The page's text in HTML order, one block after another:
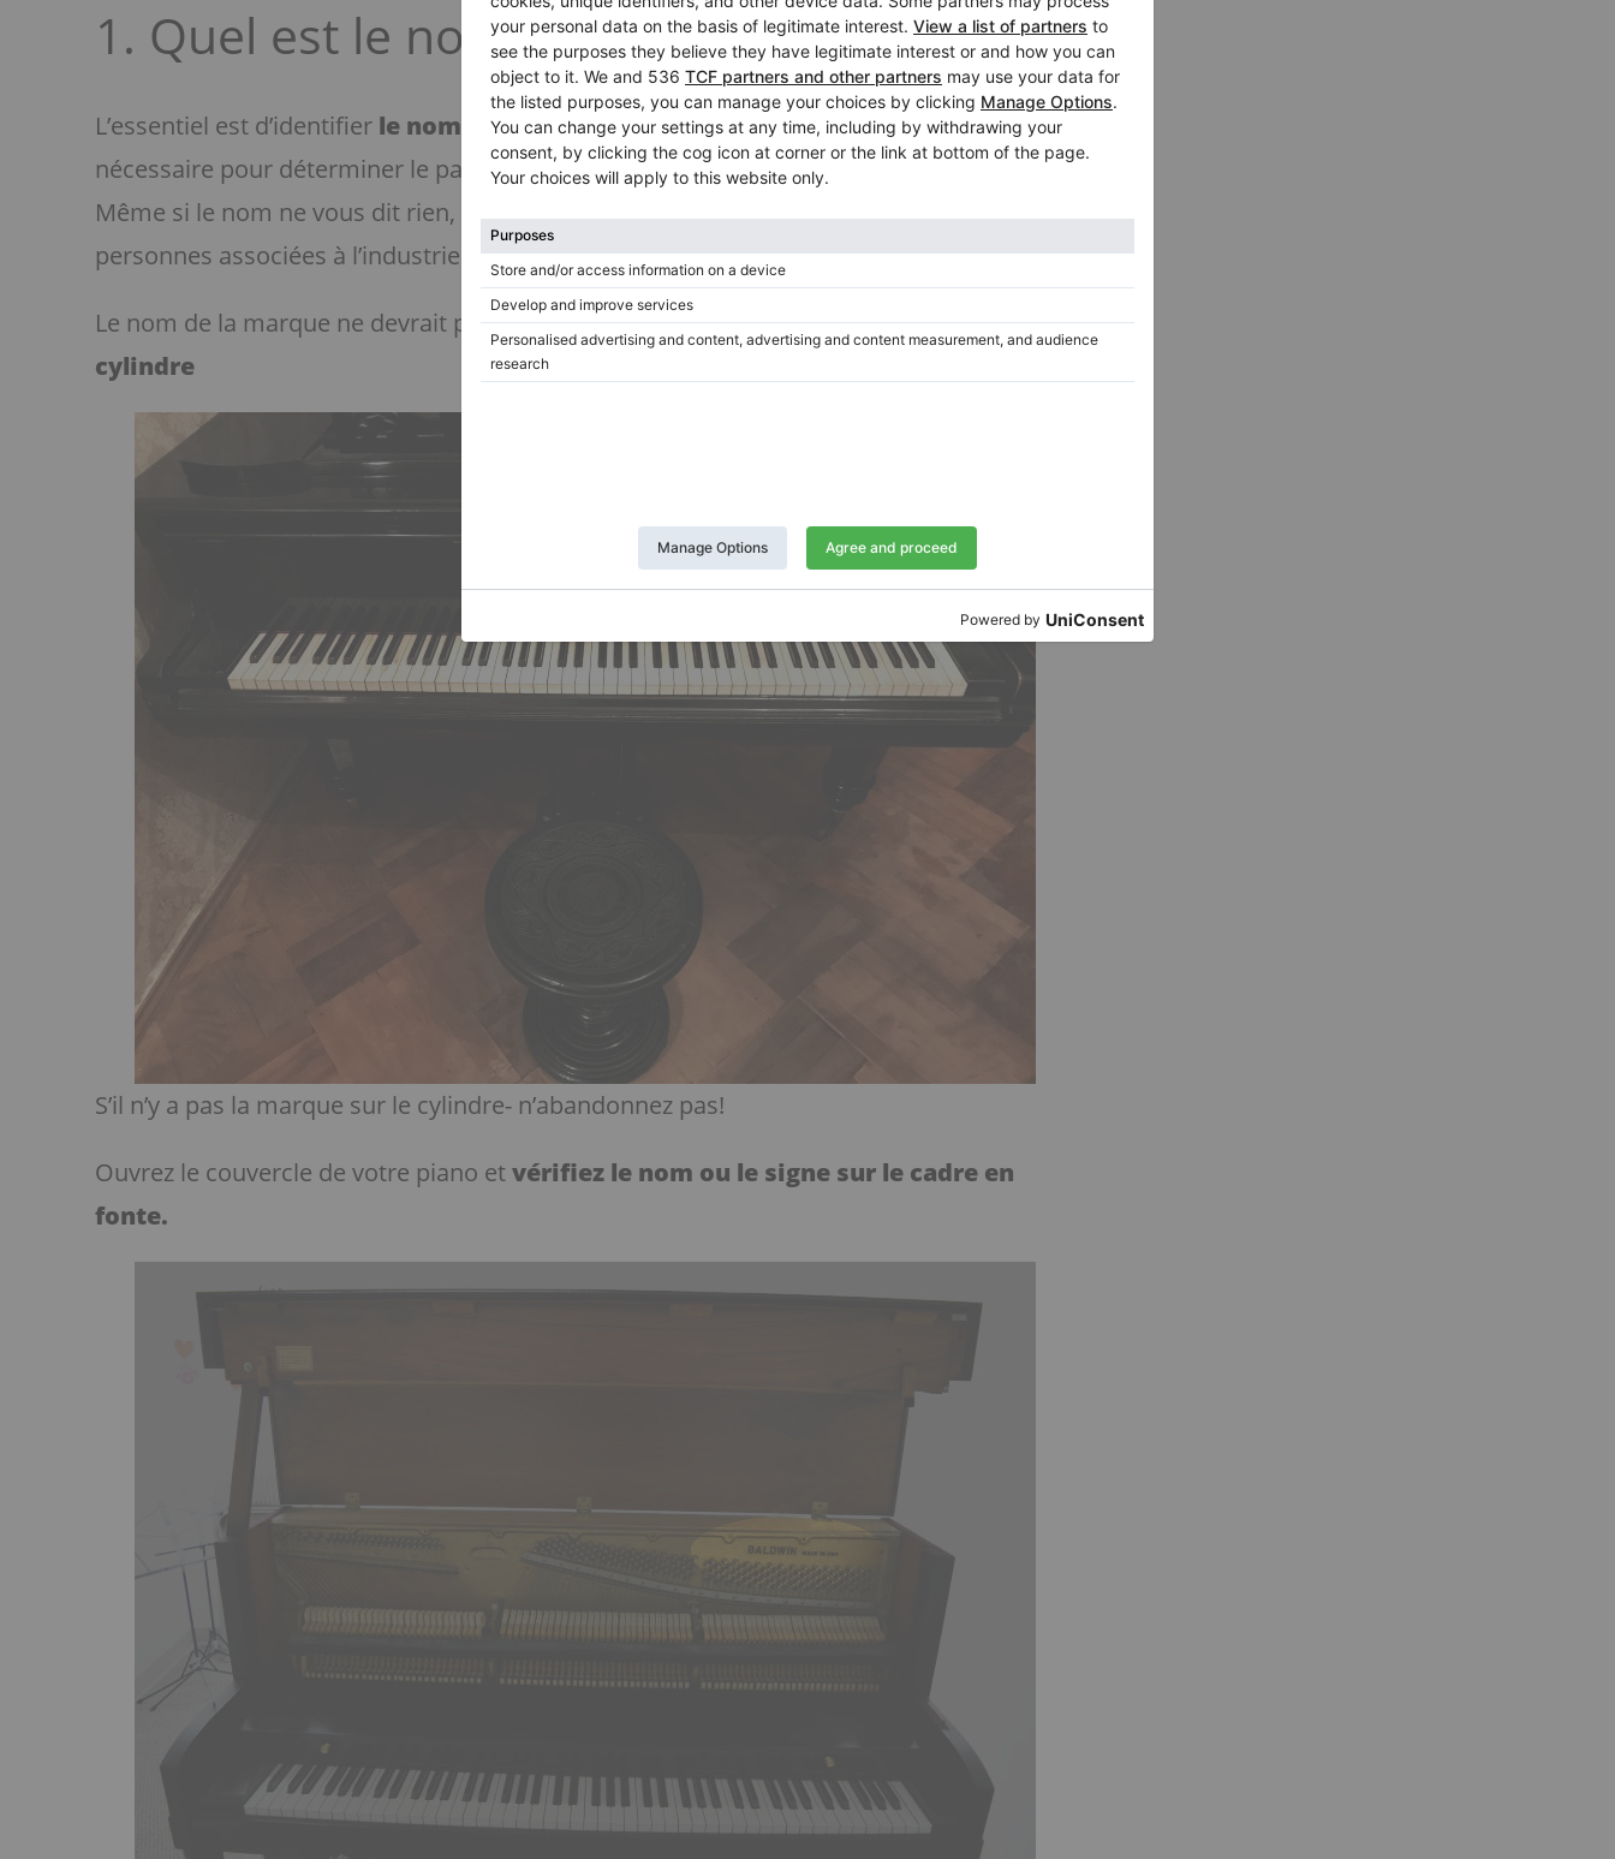
1. Quel est le nom? Déterminer la marque
L’essentiel est d’identifier le nom du fabricant du piano. Connaître la marque est
nécessaire pour déterminer le pays de fabrication, le modèle et la valeur d’un piano.
Même si le nom ne vous dit rien, il sera une source d’informations précieuses pour les
personnes associées à l’industrie du piano.
Le nom de la marque ne devrait pas être »caché » –il est généralement situé sur le
cylindre
S’il n’y a pas la marque sur le cylindre- n’abandonnez pas!
Ouvrez le couvercle de votre piano etvérifiez le nom ou le signe sur le cadre en
fonte.